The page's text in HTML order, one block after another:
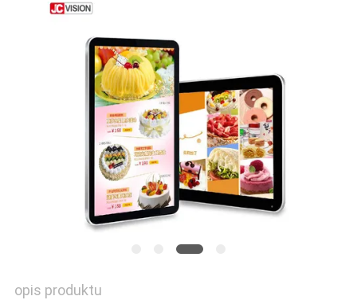
SITEMAP
POLITYKA
PRYWATNOŚCI
opis produktu